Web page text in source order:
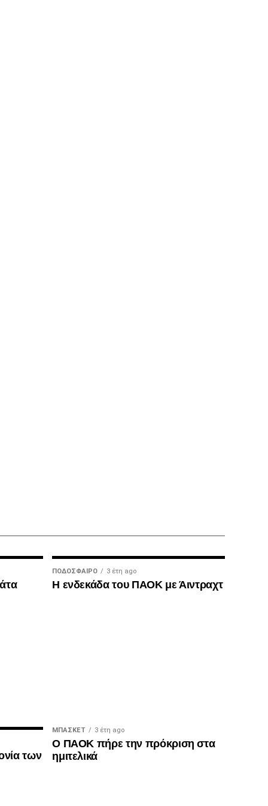
ΠΟΔΌΣΦΑΙΡΟ 3 έτη ago
Η ενδεκάδα του ΠΑΟΚ με Άιντραχτ
των
ΜΠΆΣΚΕΤ 3 έτη ago
Ο ΠΑΟΚ πήρε την πρόκριση στα
ημιτελικά